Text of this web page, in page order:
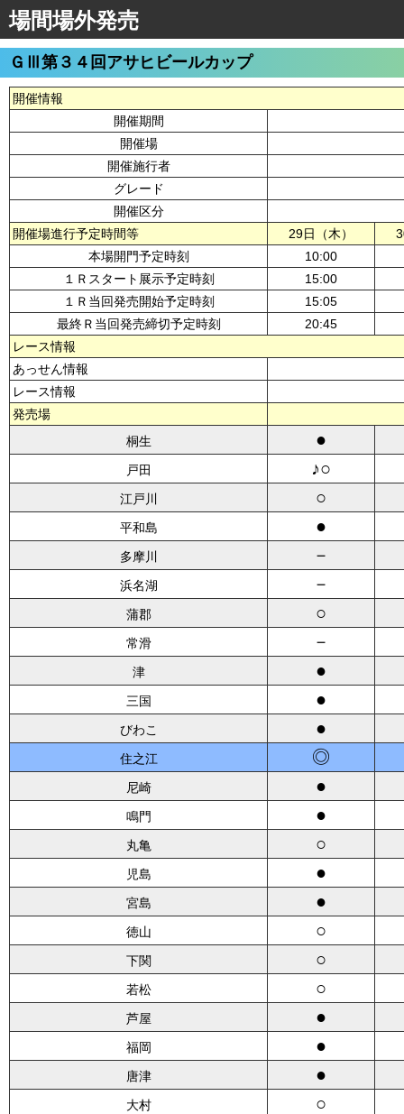
場間場外発売
ＧⅢ第３４回アサヒビールカップ
開催情報
開催期間
開催場
開催施行者
グレード
開催区分
開催場進行予定時間等
29日（木）
本場開門予定時刻
10:00
１Ｒスタート展示予定時刻
15:00
１Ｒ当回発売開始予定時刻
15:05
最終Ｒ当回発売締切予定時刻
20:45
レース情報
あっせん情報
レース情報
発売場
桐生
●
戸田 ♪○
江戸川 ○
平和島 ●
多摩川 －
浜名湖 －
蒲郡 ○
常滑 －
津 ●
三国 ●
びわこ ●
住之江 ◎
尼崎 ●
鳴門 ●
丸亀 ○
児島 ●
宮島 ●
徳山 ○
下関 ○
若松 ○
芦屋 ●
福岡 ●
唐津 ●
大村 ○